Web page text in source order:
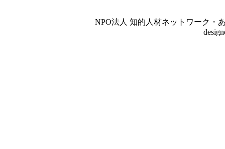
NPO法人 知的人材ネットワーク・